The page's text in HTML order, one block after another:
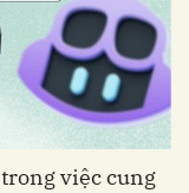
việc cung